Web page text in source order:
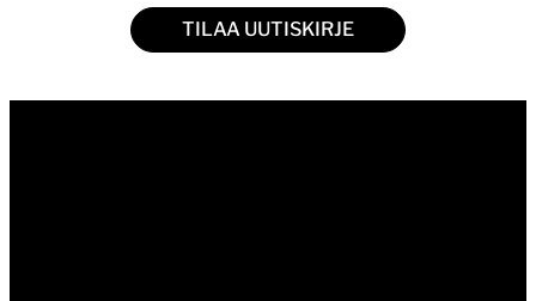
TILAA UUTISKIRJE